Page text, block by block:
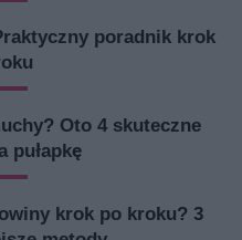
poradnik krok
Oto 4 skuteczne
pułapkę
krok po kroku? 3